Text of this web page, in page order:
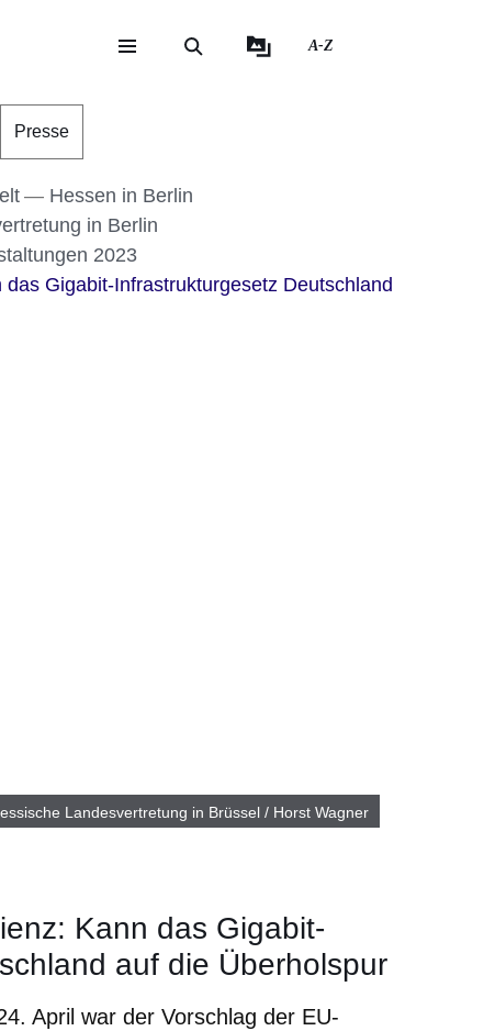
A-Z
Presse
Hessen in Berlin
in Berlin
2023
Gigabit-Infrastrukturgesetz Deutschland
Landesvertretung in Brüssel / Horst Wagner
Kann das Gigabit-
auf die Überholspur
April war der Vorschlag der EU-